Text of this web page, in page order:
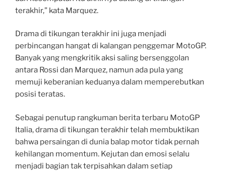
terakhir,” kata Marquez.
Drama di tikungan terakhir ini juga menjadi
perbincangan hangat di kalangan penggemar MotoGP.
Banyak yang mengkritik aksi saling bersenggolan
antara Rossi dan Marquez, namun ada pula yang
memuji keberanian keduanya dalam memperebutkan
posisi teratas.
Sebagai penutup rangkuman berita terbaru MotoGP
Italia, drama di tikungan terakhir telah membuktikan
bahwa persaingan di dunia balap motor tidak pernah
kehilangan momentum. Kejutan dan emosi selalu
menjadi bagian tak terpisahkan dalam setiap